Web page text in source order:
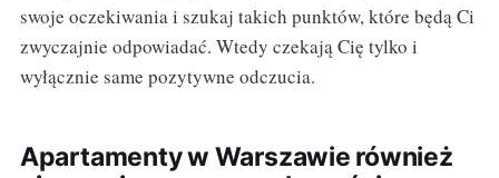
swoje oczekiwania i szukaj takich punktów, które będą Ci
zwyczajnie odpowiadać. Wtedy czekają Cię tylko i
wyłącznie same pozytywne odczucia.
Apartamenty w Warszawie również